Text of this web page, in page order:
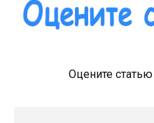
Оцените статью